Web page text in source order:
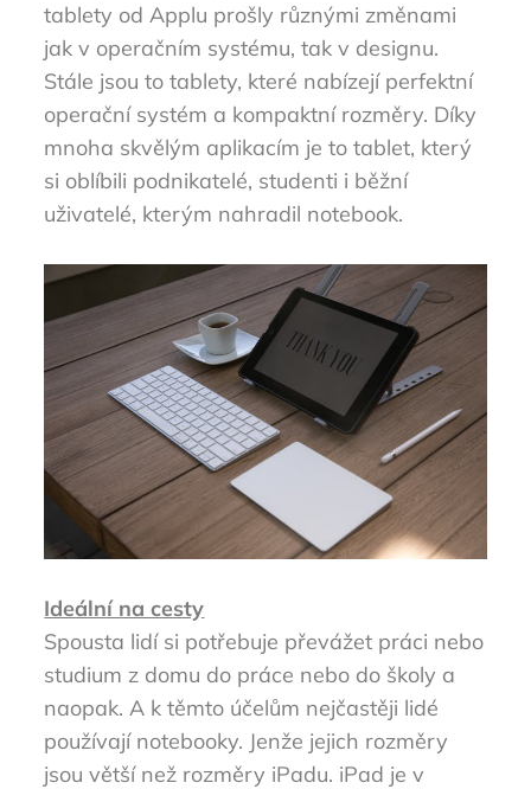
tablety od Applu prošly různými změnami
jak v operačním systému, tak v designu.
Stále jsou to tablety, které nabízejí perfektní
operační systém a kompaktní rozměry. Díky
mnoha skvělým aplikacím je to tablet, který
si oblíbili podnikatelé, studenti i běžní
uživatelé, kterým nahradil notebook.
Ideální na cesty
Spousta lidí si potřebuje převážet práci nebo
studium z domu do práce nebo do školy a
naopak. A k těmto účelům nejčastěji lidé
používají notebooky. Jenže jejich rozměry
jsou větší než rozměry iPadu. iPad je v